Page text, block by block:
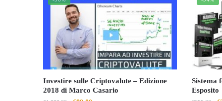
Investire sulle Criptovalute – Edizione
2018 di Marco Casario
Sistema
Esposito